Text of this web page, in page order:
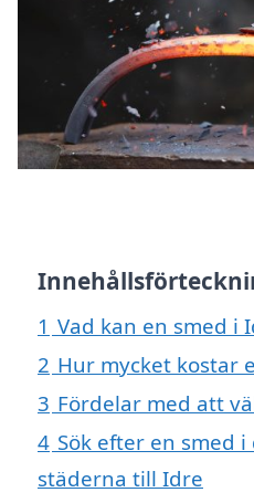
1 Vad kan en smed i
2 Hur mycket kostar
3 Fördelar med att
4 Sök efter en smed
städerna till Idre